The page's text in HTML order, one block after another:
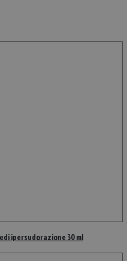
ipersudorazione 30 ml